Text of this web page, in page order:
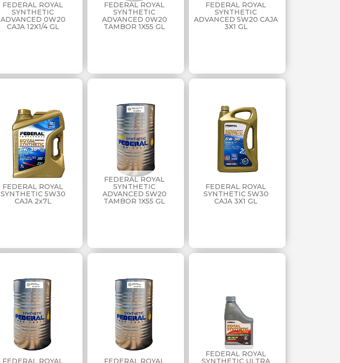
FEDERAL ROYAL
SYNTHETIC
ADVANCED 0W20
CAJA 12X1/4 GL
FEDERAL ROYAL
SYNTHETIC
ADVANCED 0W20
TAMBOR 1X55 GL
FEDERAL ROYAL
SYNTHETIC
ADVANCED 5W20 CAJA
3X1 GL
FEDERAL ROYAL
SYNTHETIC 5W30
CAJA 2x7L
FEDERAL ROYAL
SYNTHETIC
ADVANCED 5W20
TAMBOR 1X55 GL
FEDERAL ROYAL
SYNTHETIC 5W30
CAJA 3X1 GL
FEDERAL ROYAL
FEDERAL ROYAL
FEDERAL ROYAL
SYNTHETIC ULTRA